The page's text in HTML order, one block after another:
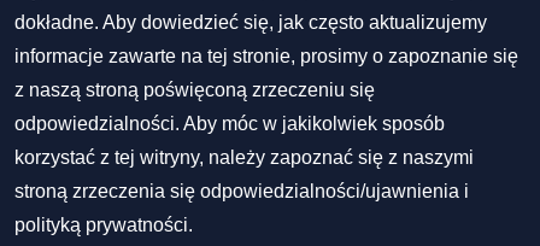
dokładne. Aby dowiedzieć się, jak często aktualizujemy
informacje zawarte na tej stronie, prosimy o zapoznanie się
z naszą stroną poświęconą zrzeczeniu się
odpowiedzialności. Aby móc w jakikolwiek sposób
korzystać z tej witryny, należy zapoznać się z naszymi
stroną zrzeczenia się odpowiedzialności/ujawnienia i
polityką prywatności.